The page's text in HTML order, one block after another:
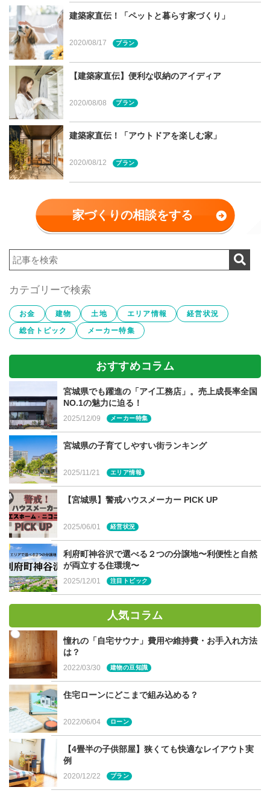
中庭やトップライトで採光性を確保しよう
アウトドアの楽しみ方もチェックを
宮城県・仙台市での家づくりに関する相談は建てる窓
口へ
「平屋」のメリットは？
ワンフロアで楽々！老後も安心！
宮城
「建てるなら絶対に平屋」とこだわる方もいるほど、魅力
の多い平屋。宮城県仙台市でもその声をお聞きします。そ
の人気の所以は何か、まずはメリットをご紹介します。
階段の上り下りがなく生活動線がラク
重いものを運ぶ際も安心
階段がない分、スペースを有効活用できる
階段の上り下りがないので、将来（老後）も安心
家事の全般、そして生活のすべてがワンフロアで完結する
ため、生活動線が大変ラクになり、暮らしやすいこと最大
の特徴です。
階段スペースも必要ないので、より
広々！
宮城
県・
住宅
マンションなどで暮らしていた方が、ワンフロアでの生活
に慣れて、平屋を希望するケースも多いです。小屋裏収納
を設けない限り、2階に重いものを運ぶ作業がない点も魅
力。意外と場所をとる階段スペースもカットでき、空間を
有効に活用できることも魅力です。
「平屋」のデメリットは？
建築家直伝！「ペットと暮らす家づくり」
2020/08/17 プラン
【建築家直伝】便利な収納のアイディア
2020/08/08 プラン
建築家直伝！「アウトドアを楽しむ家」
2020/08/12 プラン
家づくりの相談をする
カテゴリーで検索
お金 建物 土地 エリア情報
経営状況
総合トピック
メーカー特集
おすすめコラム
宮城県でも躍進の「アイ工務店」。売上成長率全国
NO.1の魅力に迫る！
2025/12/09 メーカー特集
宮城県の子育てしやすい街ランキング
2025/11/21 エリア情報
【宮城県】警戒ハウスメーカー PICK UP
2025/06/01 経営状況
利府町神谷沢で選べる２つの分譲地〜利便性と自然
が両立する住環境〜
2025/12/01 注目トピック
人気コラム
憧れの「自宅サウナ」費用や維持費・お手入れ方法
は？
2022/03/30 建物の豆知識
住宅ローンにどこまで組み込める？
2022/06/04 ローン
【4畳半の子供部屋】狭くても快適なレイアウト実
例
2020/12/22 プラン